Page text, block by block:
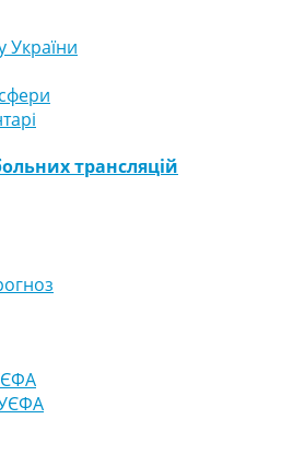
України
трансляцій